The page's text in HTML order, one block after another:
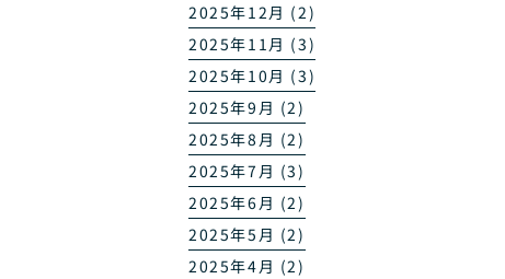
2025年12月 (2)
2025年11月 (3)
2025年10月 (3)
2025年9月 (2)
2025年8月 (2)
2025年7月 (3)
2025年6月 (2)
2025年5月 (2)
2025年4月 (2)